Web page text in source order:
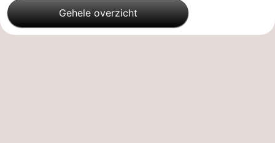
Westhoek
Contact
Gehele overzicht